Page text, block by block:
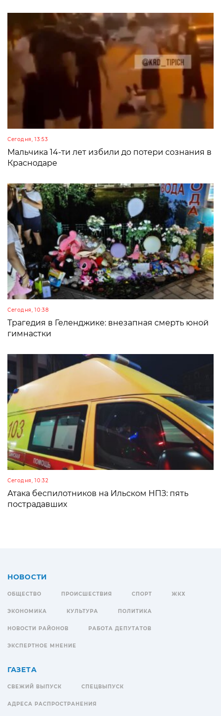
Сегодня, 13:53
Мальчика 14-ти лет избили до потери сознания в
Краснодаре
Сегодня, 10:38
Трагедия в Геленджике: внезапная смерть юной
гимнастки
Сегодня, 10:32
Атака беспилотников на Ильском НПЗ: пять
пострадавших
НОВОСТИ
ОБЩЕСТВО ПРОИСШЕСТВИЯ СПОРТ ЖКХ
ЭКОНОМИКА КУЛЬТУРА ПОЛИТИКА
НОВОСТИ РАЙОНОВ РАБОТА ДЕПУТАТОВ
ЭКСПЕРТНОЕ МНЕНИЕ
ГАЗЕТА
СВЕЖИЙ ВЫПУСК СПЕЦВЫПУСК
АДРЕСА РАСПРОСТРАНЕНИЯ